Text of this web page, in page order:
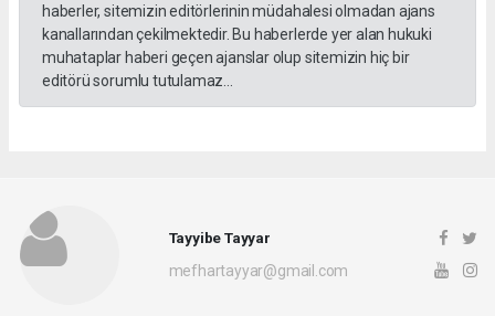
haberler, sitemizin editörlerinin müdahalesi olmadan ajans
kanallarından çekilmektedir. Bu haberlerde yer alan hukuki
muhataplar haberi geçen ajanslar olup sitemizin hiç bir
editörü sorumlu tutulamaz...
Tayyibe Tayyar
mefhartayyar@gmail.com